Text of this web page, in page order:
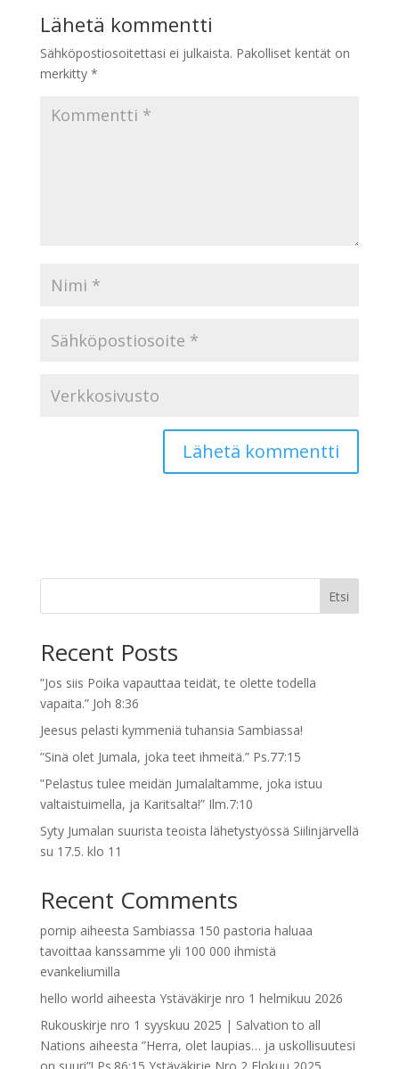
Lähetä kommentti
Sähköpostiosoitettasi ei julkaista. Pakolliset kentät on
merkitty *
Etsi
Recent Posts
”Jos siis Poika vapauttaa teidät, te olette todella
vapaita.” Joh 8:36
Jeesus pelasti kymmeniä tuhansia Sambiassa!
”Sinä olet Jumala, joka teet ihmeitä.” Ps.77:15
”Pelastus tulee meidän Jumalaltamme, joka istuu
valtaistuimella, ja Karitsalta!” Ilm.7:10
Syty Jumalan suurista teoista lähetystyössä Siilinjärvellä
su 17.5. klo 11
Recent Comments
pornip aiheesta Sambiassa 150 pastoria haluaa
tavoittaa kanssamme yli 100 000 ihmistä
evankeliumilla
hello world aiheesta Ystäväkirje nro 1 helmikuu 2026
Rukouskirje nro 1 syyskuu 2025 | Salvation to all
Nations aiheesta ”Herra, olet laupias… ja uskollisuutesi